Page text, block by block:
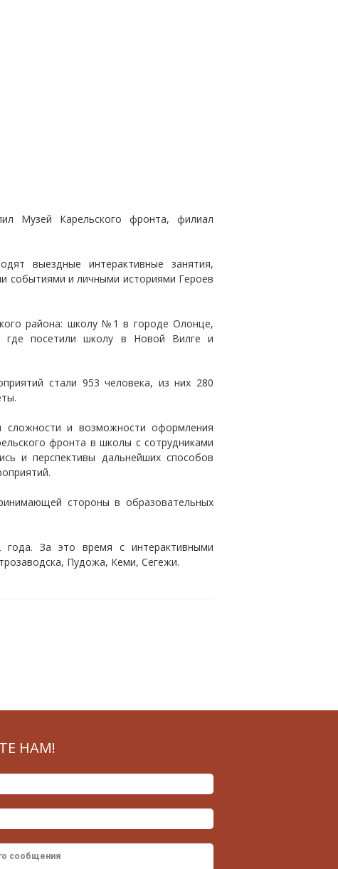
Музей Карельского фронта, филиал
выездные интерактивные занятия,
событиями и личными историями Героев
района: школу №1 в городе Олонце,
где посетили школу в Новой Вилге и
стали 953 человека, из них 280
сложности и возможности оформления
фронта в школы с сотрудниками
и перспективы дальнейших способов
стороны в образовательных
За это время с интерактивными
Пудожа, Кеми, Сегежи.
НАМ!